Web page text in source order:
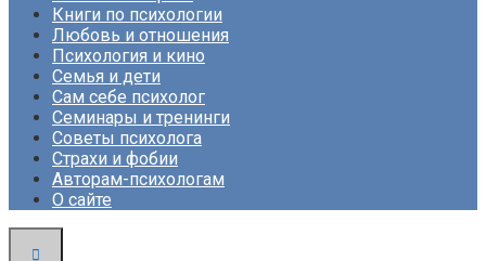
Книги по психологии
Любовь и отношения
Психология и кино
Семья и дети
Сам себе психолог
Семинары и тренинги
Советы психолога
Страхи и фобии
Авторам-психологам
О сайте